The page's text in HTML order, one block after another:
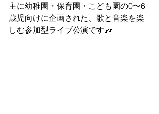
主に幼稚園・保育園・こども園の0〜6
歳児向けに企画された、歌と音楽を楽
しむ参加型ライブ公演です🎶